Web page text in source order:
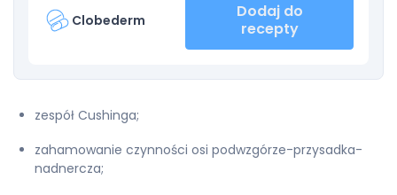
Clobederm
Dodaj do
recepty
zespół Cushinga;
zahamowanie czynności osi podwzgórze-przysadka-
nadnercza;